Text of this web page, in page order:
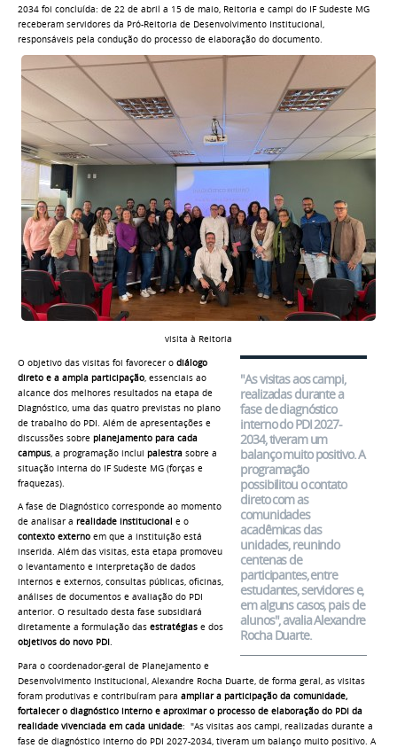
2034 foi concluída: de 22 de abril a 15 de maio, Reitoria e campi do IF Sudeste MG
receberam servidores da Pró-Reitoria de Desenvolvimento Institucional,
responsáveis pela condução do processo de elaboração do documento.
visita à Reitoria
"As visitas aos campi,
realizadas durante a
fase de diagnóstico
interno do PDI 2027-
2034, tiveram um
balanço muito positivo. A
programação
possibilitou o contato
direto com as
comunidades
acadêmicas das
unidades, reunindo
centenas de
participantes, entre
estudantes, servidores e,
em alguns casos, pais de
alunos", avalia Alexandre
Rocha Duarte.
O objetivo das visitas foi favorecer o diálogo
direto e a ampla participação , essenciais ao
alcance dos melhores resultados na etapa de
Diagnóstico, uma das quatro previstas no plano
de trabalho do PDI. Além de apresentações e
discussões sobre planejamento para cada
campus , a programação inclui palestra sobre a
situação interna do IF Sudeste MG (forças e
fraquezas).
A fase de Diagnóstico corresponde ao momento
de analisar a realidade institucional e o
contexto externo em que a instituição está
inserida. Além das visitas, esta etapa promoveu
o levantamento e interpretação de dados
internos e externos, consultas públicas, oficinas,
análises de documentos e avaliação do PDI
anterior. O resultado desta fase subsidiará
diretamente a formulação das estratégias e dos
objetivos do novo PDI.
Para o coordenador-geral de Planejamento e
Desenvolvimento Institucional, Alexandre Rocha Duarte, de forma geral, as visitas
foram produtivas e contribuíram para ampliar a participação da comunidade,
fortalecer o diagnóstico interno e aproximar o processo de elaboração do PDI da
realidade vivenciada em cada unidade: "As visitas aos campi, realizadas durante a
fase de diagnóstico interno do PDI 2027-2034, tiveram um balanço muito positivo. A